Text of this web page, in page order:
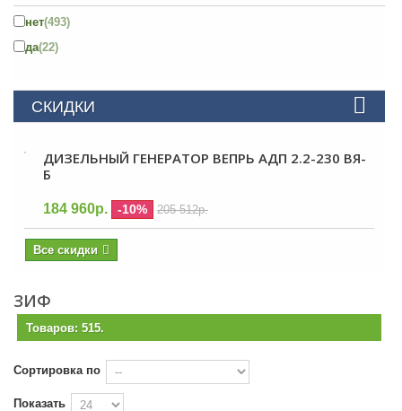
нет(493)
да(22)
СКИДКИ
ДИЗЕЛЬНЫЙ ГЕНЕРАТОР ВЕПРЬ АДП 2.2-230 ВЯ-
Б
184 960р. -10% 205 512р.
Все скидки
ЗИФ
Товаров: 515.
Сортировка по
Показать